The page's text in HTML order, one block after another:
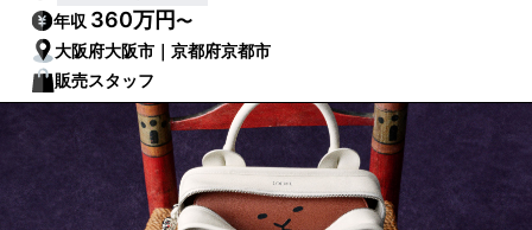
年収 360万円〜
大阪府大阪市｜京都府京都市
販売スタッフ